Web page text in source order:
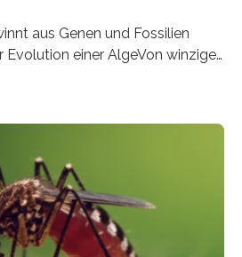
aus Genen und Fossilien
Evolution einer AlgeVon winzigen
den komplexesten
von Millionen Jahren
sticht eine Gruppe heraus,
Natur vorkommt: die
Einige Arten
Zellfäden dichte Geflechte